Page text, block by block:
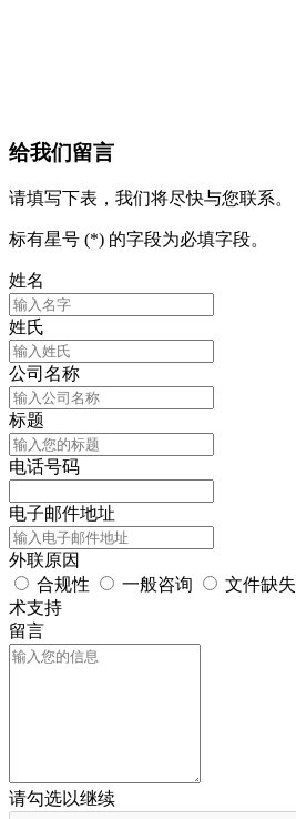
给我们留言
请填写下表，我们将尽快与您联系。
标有星号 (*) 的字段为必填字段。
姓名
姓氏
公司名称
标题
电话号码
电子邮件地址
外联原因
合规性
一般咨询 文件缺失
术支持
留言
请勾选以继续